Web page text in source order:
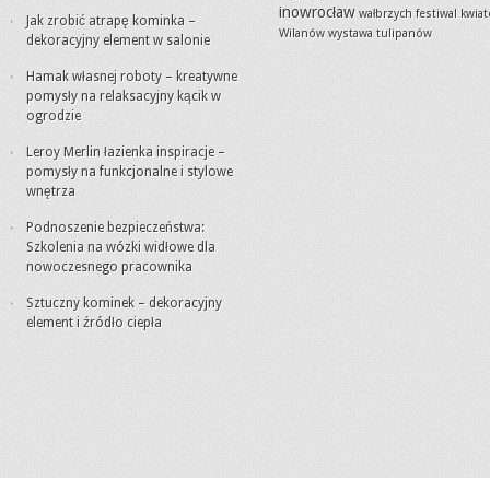
Jak zrobić atrapę kominka –
dekoracyjny element w salonie
Hamak własnej roboty – kreatywne
pomysły na relaksacyjny kącik w
ogrodzie
Leroy Merlin łazienka inspiracje –
pomysły na funkcjonalne i stylowe
wnętrza
Podnoszenie bezpieczeństwa:
Szkolenia na wózki widłowe dla
nowoczesnego pracownika
Sztuczny kominek – dekoracyjny
element i źródło ciepła
inowrocław wałbrzych festiwal
Wilanów wystawa tulipanów